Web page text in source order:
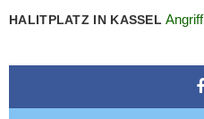
HALITPLATZ IN KASSEL